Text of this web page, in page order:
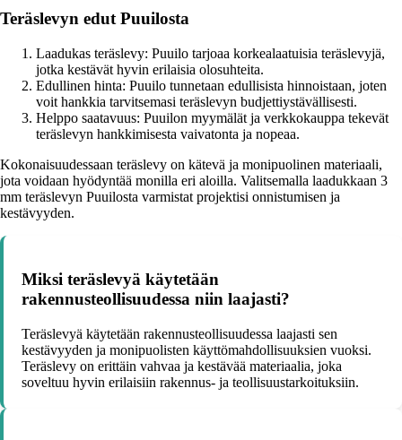
Teräslevyn edut Puuilosta
Laadukas teräslevy: Puuilo tarjoaa korkealaatuisia teräslevyjä,
jotka kestävät hyvin erilaisia olosuhteita.
Edullinen hinta: Puuilo tunnetaan edullisista hinnoistaan, joten
voit hankkia tarvitsemasi teräslevyn budjettiystävällisesti.
Helppo saatavuus: Puuilon myymälät ja verkkokauppa tekevät
teräslevyn hankkimisesta vaivatonta ja nopeaa.
Kokonaisuudessaan teräslevy on kätevä ja monipuolinen materiaali,
jota voidaan hyödyntää monilla eri aloilla. Valitsemalla laadukkaan 3
mm teräslevyn Puuilosta varmistat projektisi onnistumisen ja
kestävyyden.
Miksi teräslevyä käytetään
rakennusteollisuudessa niin laajasti?
Teräslevyä käytetään rakennusteollisuudessa laajasti sen
kestävyyden ja monipuolisten käyttömahdollisuuksien vuoksi.
Teräslevy on erittäin vahvaa ja kestävää materiaalia, joka
soveltuu hyvin erilaisiin rakennus- ja teollisuustarkoituksiin.